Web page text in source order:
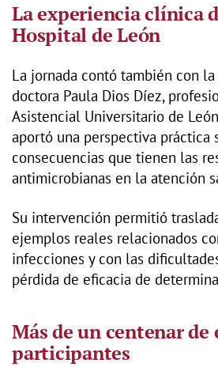
La experiencia clínica
Hospital de León
La jornada contó también con
doctora Paula Dios Díez,
Asistencial Universitario de León
aportó una perspectiva práctica
consecuencias que tienen las
antimicrobianas en la atención
Su intervención permitió
ejemplos reales relacionados
infecciones y con las
pérdida de eficacia de
Más de un centenar de
participantes